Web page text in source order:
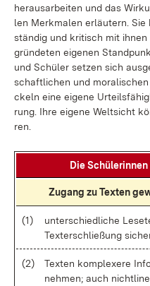
her­aus­ar­bei­ten und das
len Merk­ma­len er­läu­tern.
stän­dig und kri­tisch mit
grün­de­ten ei­ge­nen
und Schü­ler set­zen sich
schaft­li­chen und
ckeln ei­ne ei­ge­ne
rung. Ih­re ei­ge­ne Welt­sicht
ren.
Die
Zu­gang zu Tex­ten
(1)
un­ter­schied­li­che
Tex­ter­schlie­ßung
(2)
Tex­ten kom­ple­xe­re
neh­men; auch